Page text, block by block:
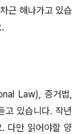
근 해나가고 있습
Law), 증거법,
고 있습니다. 작년
다만 읽어야할 양